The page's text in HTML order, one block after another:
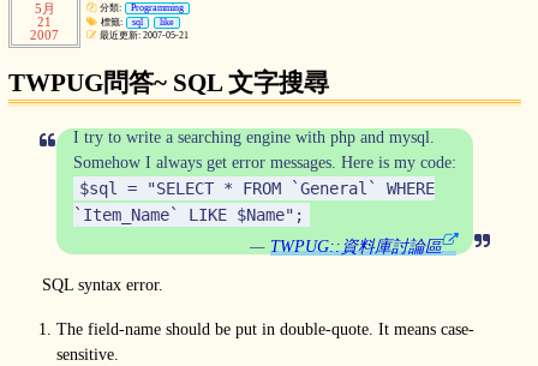
5月
21
2007
分類:
Programming
標籤:
sql
like
最近更新: 2007-05-21
TWPUG問答~ SQL 文字搜尋
I try to write a searching engine with php and mysql.
Somehow I always get error messages. Here is my code:
$sql = "SELECT * FROM `General` WHERE
`Item_Name` LIKE $Name";
TWPUG::資料庫討論區
SQL syntax error.
The field-name should be put in double-quote. It means case-
sensitive.